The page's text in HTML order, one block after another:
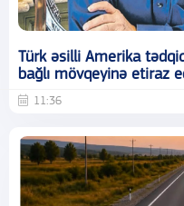
Türk əsilli Amerika
bağlı mövqeyinə etiraz
11:36